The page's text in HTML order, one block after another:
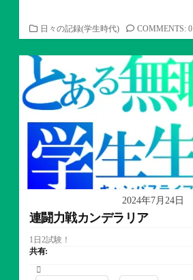
カ
テ
ゴ
ー
日々の記録(学生時代) COMMENTS: 0
2024年7月24日
連闘力戦カンデラリア
1日2試験！
共有: